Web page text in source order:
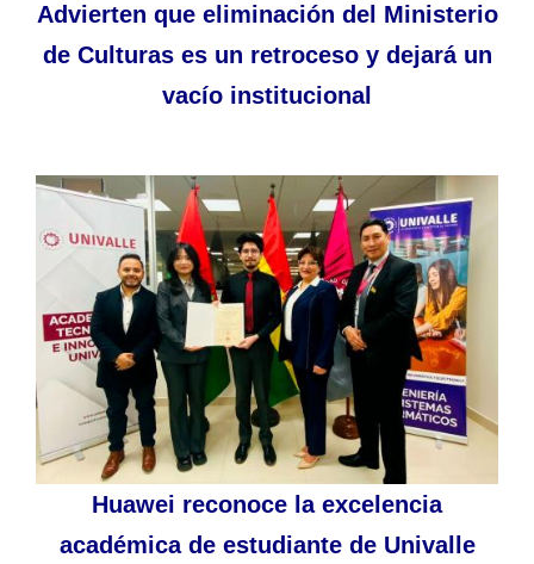
Advierten que eliminación del Ministerio
de Culturas es un retroceso y dejará un
vacío institucional
Huawei reconoce la excelencia
académica de estudiante de Univalle